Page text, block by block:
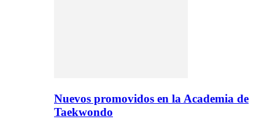
Nuevos promovidos en la Academia de
Taekwondo